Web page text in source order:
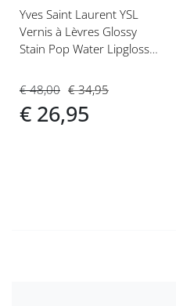
Yves Saint Laurent YSL
Vernis à Lèvres Glossy
Stain Pop Water Lipgloss
€ 48,00
€ 26,95
€ 34,95